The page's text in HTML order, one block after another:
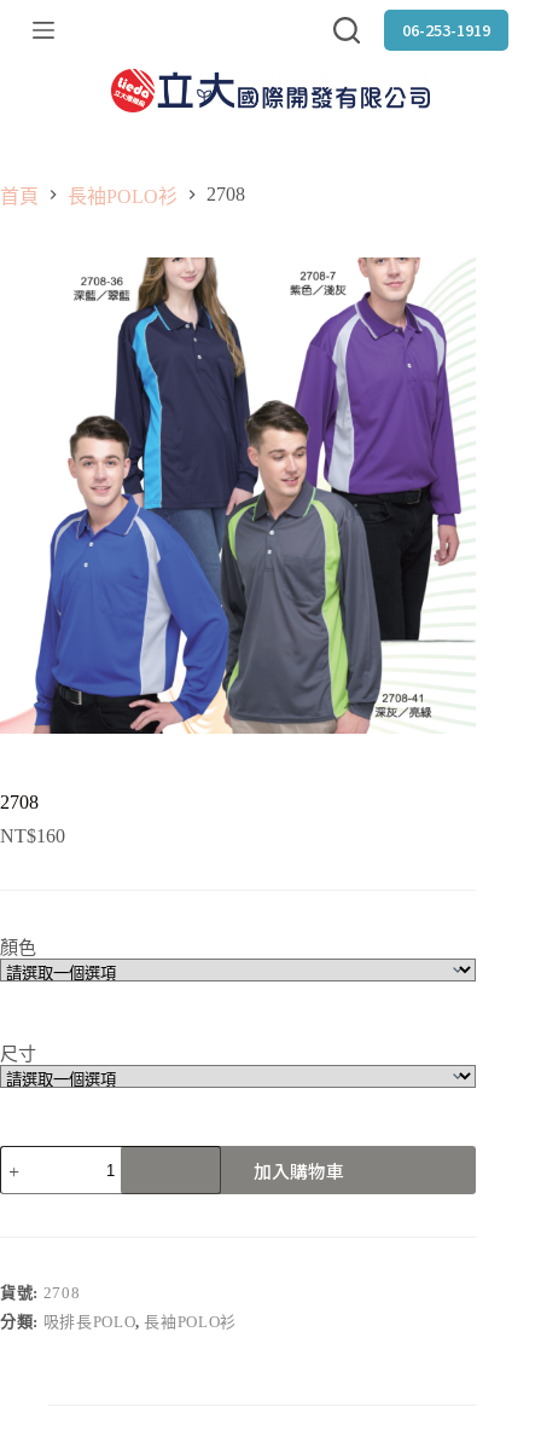
跳
06-253-1919
首頁 長袖POLO衫 2708
2708
NT$160
顏色
尺寸
2708
數
加入購物車
貨號: 2708
分類: 吸排長POLO,長袖POLO衫